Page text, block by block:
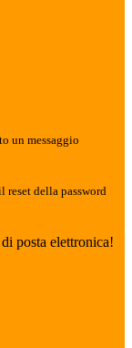
un messaggio
reset della password
posta elettronica!